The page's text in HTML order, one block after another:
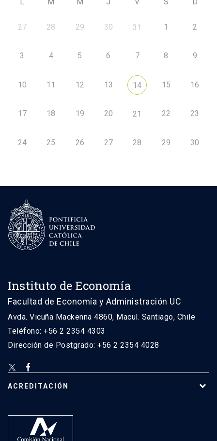
27 28 29 30 31 1 2
3 4 5 6 7 8 9
10 11 12 13 14 15 16
17 18 19 20 21 22 23
24 25 26 27 28 29 30
Instituto de Economía
Facultad de Economía y Administración UC
Avda. Vicuña Mackenna 4860, Macul. Santiago, Chile
Teléfono: +56 2 2354 4303
Dirección de Postgrado: +56 2 2354 4028
ACREDITACIÓN